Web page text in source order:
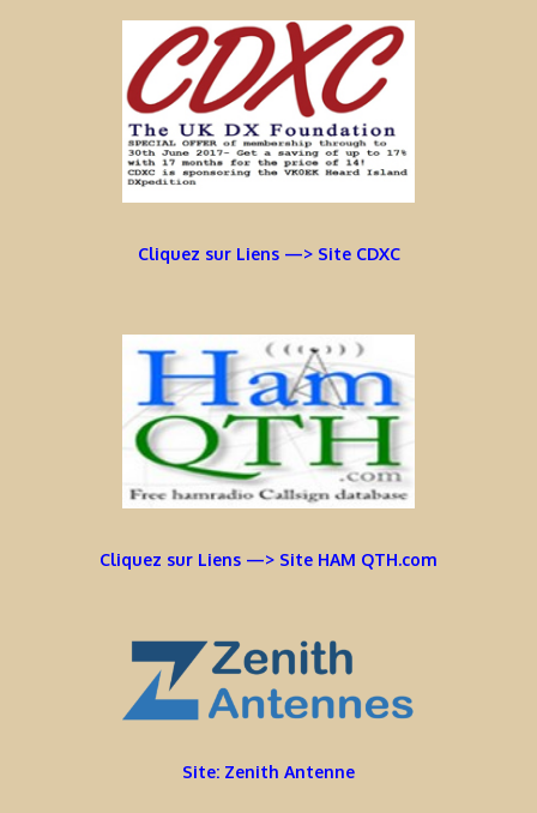
Cliquez sur Liens —> Site CDXC
Cliquez sur Liens —> Site HAM QTH.com
Site: Zenith Antenne